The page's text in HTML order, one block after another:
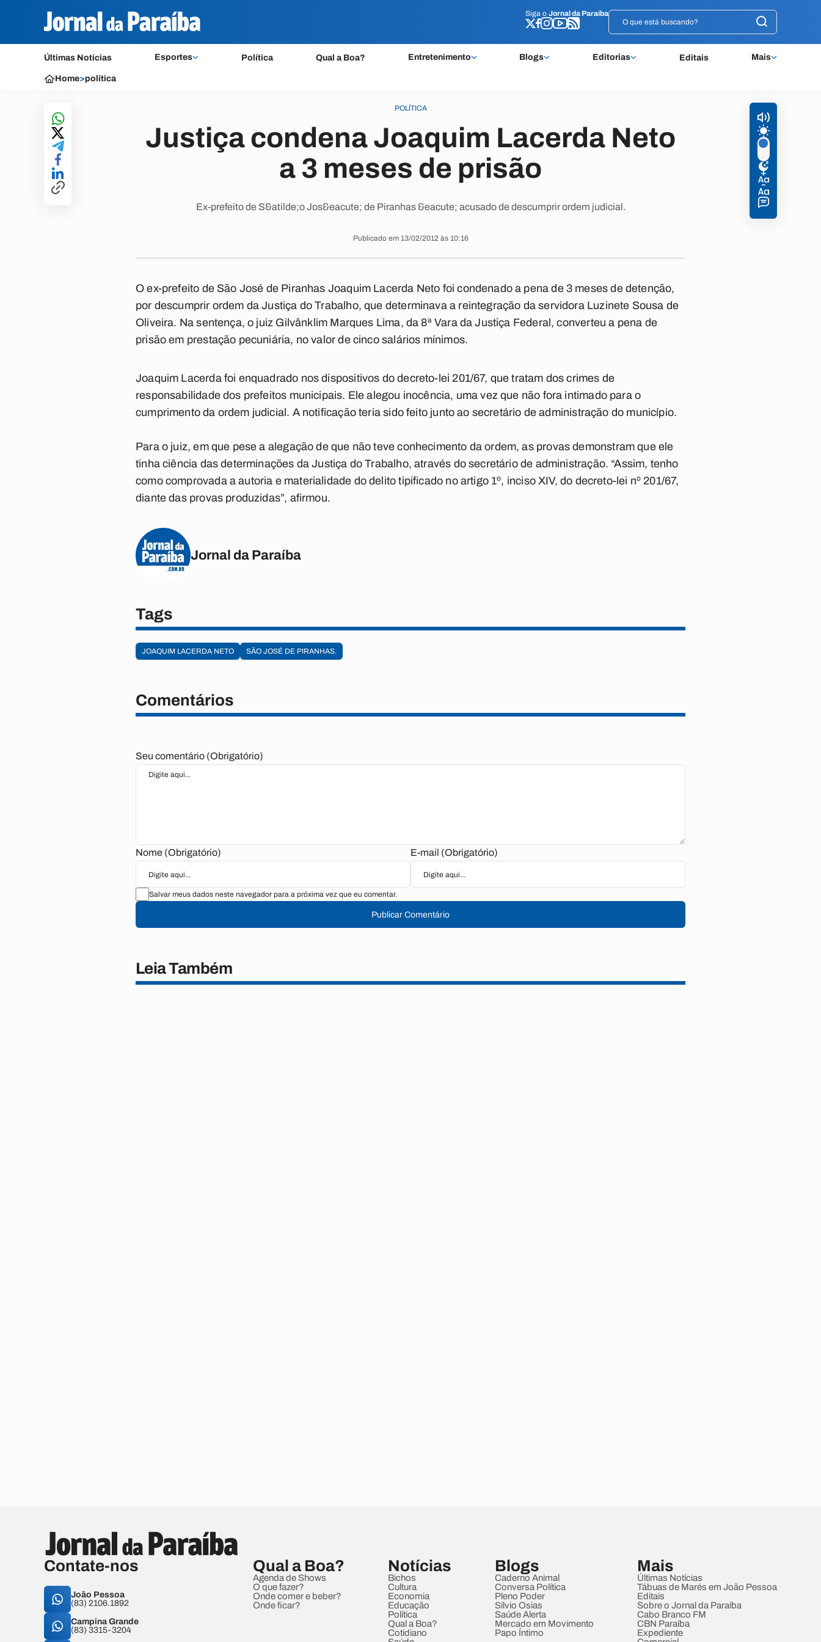
Siga o Jornal da Paraíba
Últimas Notícias Esportes Política Qual a Boa? Entretenimento Blogs Editorias Editais Mais
Siga o Jornal da Paraíba
Home>política
POLÍTICA
Justiça condena Joaquim Lacerda Neto
a 3 meses de prisão
Ex-prefeito de S&atilde;o Jos&eacute; de Piranhas &eacute; acusado de descumprir ordem judicial.
Publicado em 13/02/2012 às 10:16
O ex-prefeito de São José de Piranhas Joaquim Lacerda Neto foi condenado a pena de 3 meses de detenção,
por descumprir ordem da Justiça do Trabalho, que determinava a reintegração da servidora Luzinete Sousa de
Oliveira. Na sentença, o juiz Gilvânklim Marques Lima, da 8ª Vara da Justiça Federal, converteu a pena de
prisão em prestação pecuniária, no valor de cinco salários mínimos.
Joaquim Lacerda foi enquadrado nos dispositivos do decreto-lei 201/67, que tratam dos crimes de
responsabilidade dos prefeitos municipais. Ele alegou inocência, uma vez que não fora intimado para o
cumprimento da ordem judicial. A notificação teria sido feito junto ao secretário de administração do município.
Para o juiz, em que pese a alegação de que não teve conhecimento da ordem, as provas demonstram que ele
tinha ciência das determinações da Justiça do Trabalho, através do secretário de administração. “Assim, tenho
como comprovada a autoria e materialidade do delito tipificado no artigo 1º, inciso XIV, do decreto-lei nº 201/67,
diante das provas produzidas”, afirmou.
Jornal da Paraíba
Tags
JOAQUIM LACERDA NETO SÃO JOSÉ DE PIRANHAS.
Comentários
Seu comentário (Obrigatório)
Nome (Obrigatório) E-mail (Obrigatório)
Salvar meus dados neste navegador para a próxima vez que eu comentar.
Publicar Comentário
Leia Também
Contate-nos
João Pessoa
(83) 2106.1892
Campina Grande
(83) 3315-3204
Qual a Boa?
Agenda de Shows
O que fazer?
Onde comer e beber?
Onde ficar?
Notícias
Bichos
Cultura
Economia
Educação
Política
Qual a Boa?
Cotidiano
Blogs
Caderno Animal
Conversa Política
Pleno Poder
Sílvio Osias
Saúde Alerta
Mercado em Movimento
Papo Íntimo
Mais
Últimas Notícias
Tábuas de Marés em João Pessoa
Editais
Sobre o Jornal da Paraíba
Cabo Branco FM
CBN Paraíba
Expediente